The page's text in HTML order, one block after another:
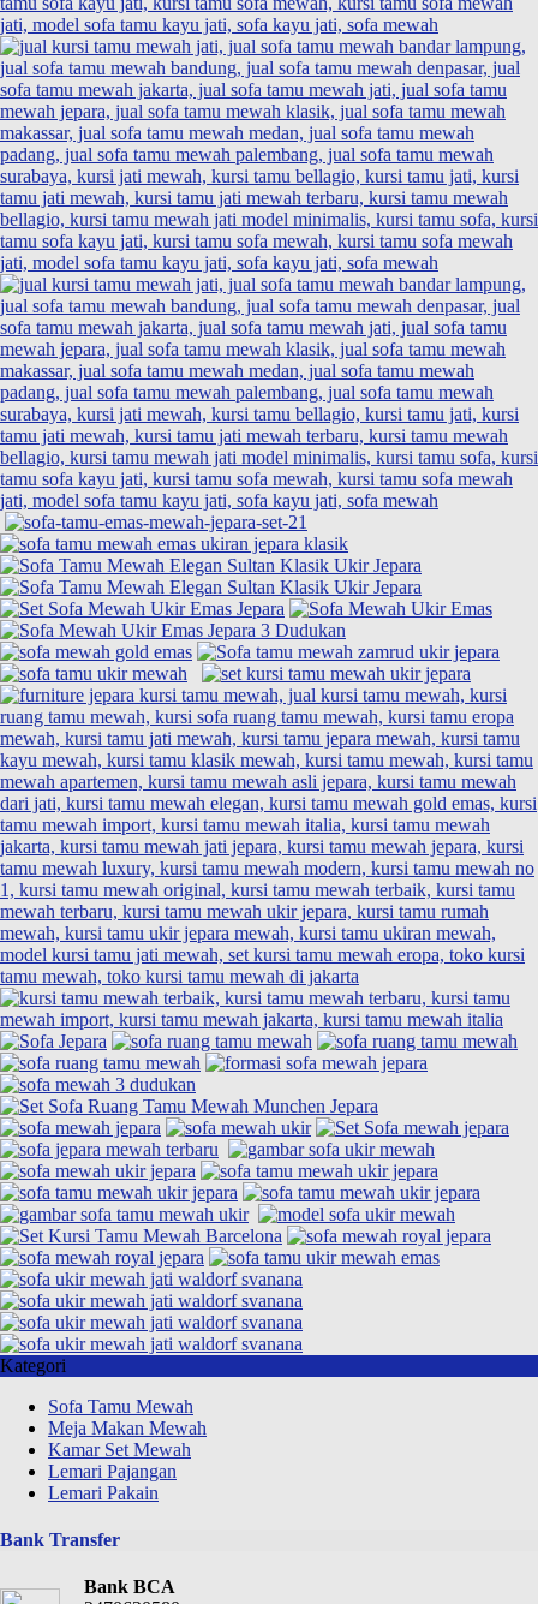
Kategori
Sofa Tamu Mewah
Meja Makan Mewah
Kamar Set Mewah
Lemari Pajangan
Lemari Pakain
Bank Transfer
Bank BCA